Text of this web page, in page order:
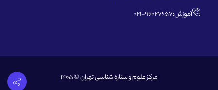
آموزش:96027657-021
مرکز علوم و ستاره شناسی تهران © 1405